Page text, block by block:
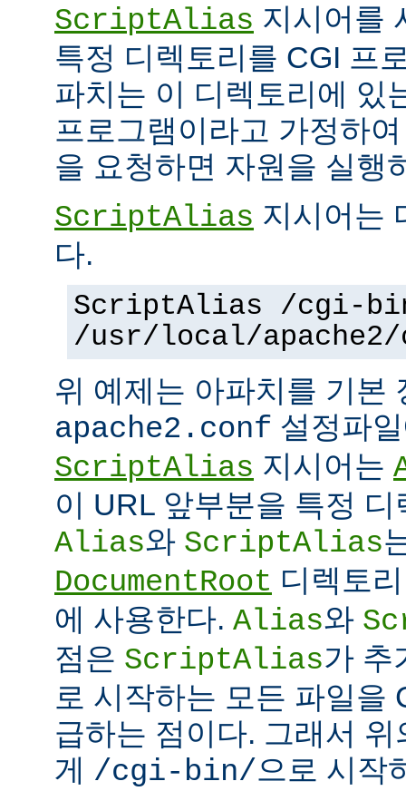
ScriptAlias 지시어를
특정 디렉토리를 CGI 프
파치는 이 디렉토리에 있
프로그램이라고 가정하
을 요청하면 자원을 실행
ScriptAlias 지시어는
다.
ScriptAlias /cgi-
/usr/local/
위 예제는 아파치를 기본
apache2.conf 설정파
ScriptAlias 지시어는
이 URL 앞부분을 특정
Alias와 ScriptAlias
DocumentRoot 디렉토
에 사용한다. Alias와
점은 ScriptAlias가 추
로 시작하는 모든 파일을
급하는 점이다. 그래서
게 /cgi-bin/으로 시작